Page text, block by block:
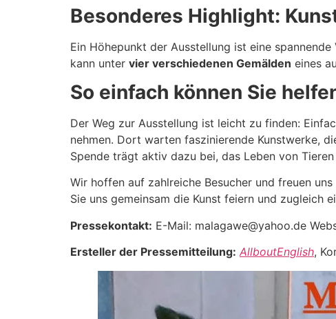
Besonderes Highlight:
Ein Höhepunkt der Ausstellung ist eine
kann unter vier verschiedenen Gemälden eines
So einfach können Sie
Der Weg zur Ausstellung ist leicht zu finden:
nehmen. Dort warten faszinierende Kunstwerke,
Spende trägt aktiv dazu bei, das Leben von
Wir hoffen auf zahlreiche Besucher und freuen
Sie uns gemeinsam die Kunst feiern und zugleich
Pressekontakt: E-Mail: malagawe@yahoo.de
Ersteller der Pressemitteilung: AllboutEnglish,